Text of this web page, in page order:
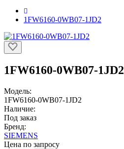
1FW6160-0WB07-1JD2
1FW6160-0WB07-1JD2
Модель:
1FW6160-0WB07-1JD2
Наличие:
Под заказ
Бренд:
SIEMENS
Цена по запросу